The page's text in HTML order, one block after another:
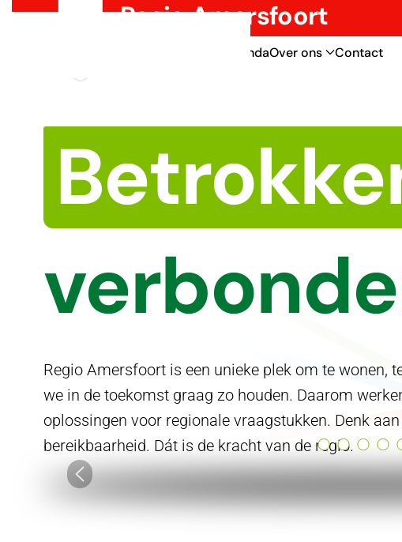
Regio Amersfoort
AgendaOver ons Contact
Regio Amersfoort is een unieke plek om te wonen,
we in de toekomst graag zo houden. Daarom
oplossingen voor regionale vraagstukken. Denk
bereikbaarheid. Dát is de kracht van de regio.